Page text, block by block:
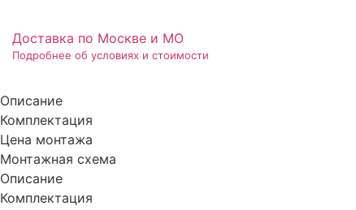
Доставка по Москве и МО
Подробнее об условиях и стоимости
Описание
Комплектация
Цена монтажа
Монтажная схема
Описание
Комплектация